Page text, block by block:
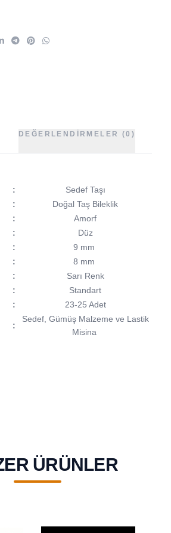
DEĞERLENDIRMELER (0)
:
Sedef Taşı
:
Doğal Taş Bileklik
:
Amorf
:
Düz
:
9 mm
:
8 mm
:
Sarı Renk
:
Standart
:
23-25 Adet
:
Sedef, Gümüş Malzeme ve Lastik
Misina
ÜRÜNLER